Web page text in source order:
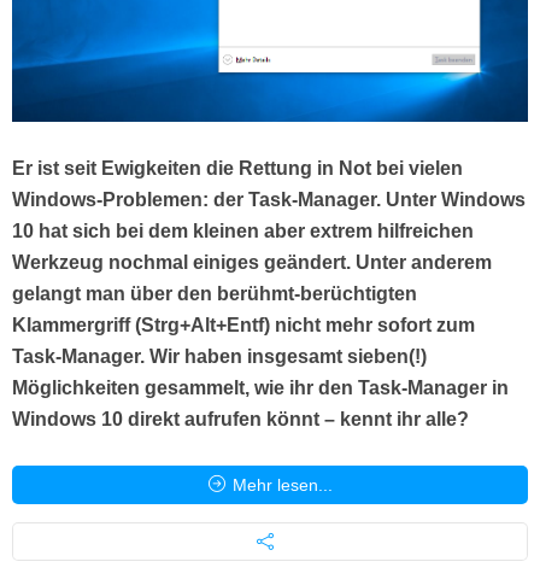
Er ist seit Ewigkeiten die Rettung in Not bei vielen
Windows-Problemen: der Task-Manager. Unter Windows
10 hat sich bei dem kleinen aber extrem hilfreichen
Werkzeug nochmal einiges geändert. Unter anderem
gelangt man über den berühmt-berüchtigten
Klammergriff (Strg+Alt+Entf) nicht mehr sofort zum
Task-Manager. Wir haben insgesamt sieben(!)
Möglichkeiten gesammelt, wie ihr den Task-Manager in
Windows 10 direkt aufrufen könnt – kennt ihr alle?
Mehr lesen...